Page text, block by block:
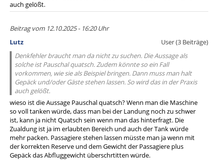
auch gelößt.
Beitrag vom 12.10.2025 - 16:20 Uhr
Lutz
User (3 Beiträge)
Denkfehler braucht man da nicht zu suchen. Die Aussage als
solche ist Pauschal quatsch. Zudem könnte so ein Fall
vorkommen, wie sie als Beispiel bringen. Dann muss man halt
Gepäck und/oder Gäste stehen lassen. So wird das in der Praxis
auch gelößt.
wieso ist die Aussage Pauschal quatsch? Wenn man die Maschine
so voll tanken würde, dass man bei der Landung noch zu schwer
ist, kann ja nicht Quatsch sein wenn man das hinterfragt. Die
Zualdung ist ja im erlaubten Bereich und auch der Tank würde
mehr packen. Passagiere stehen lassen müsste man ja wenn mit
der korrekten Reserve und dem Gewicht der Passagiere plus
Gepäck das Abfluggewicht überschrtitten würde.